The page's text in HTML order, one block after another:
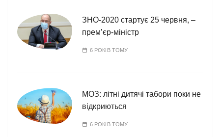
ЗНО-2020 стартує 25 червня, –
прем’єр-міністр
6 РОКІВ ТОМУ
МОЗ: літні дитячі табори поки не
відкриються
6 РОКІВ ТОМУ